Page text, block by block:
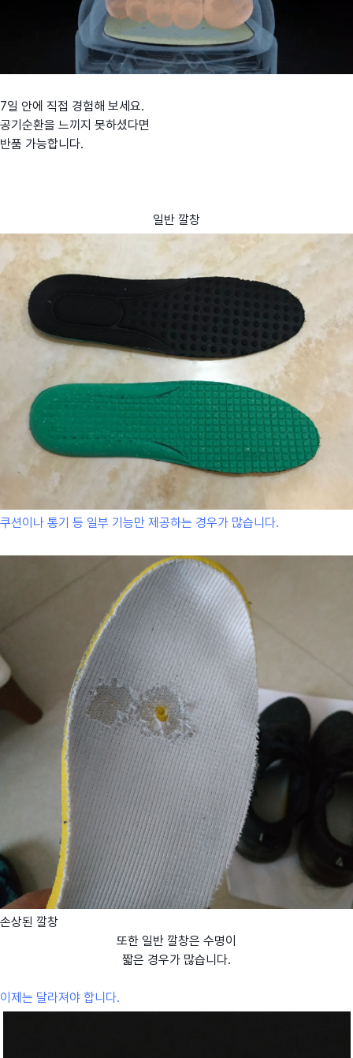
7일 안에 직접 경험해 보세요.
공기순환을 느끼지 못하셨다면
반품 가능합니다.
일반 깔창
쿠션이나 통기 등 일부 기능만 제공하는 경우가 많습니다.
손상된 깔창
또한 일반 깔창은 수명이
짧은 경우가 많습니다.
이제는 달라져야 합니다.